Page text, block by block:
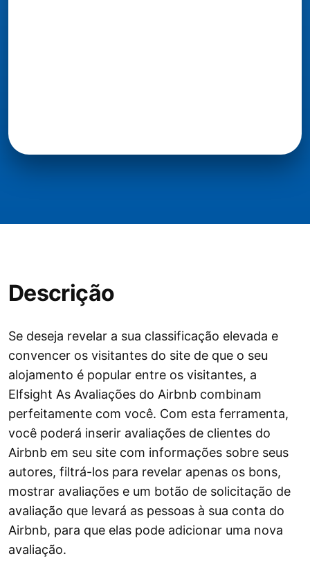
Descrição
Se deseja revelar a sua classificação elevada e
convencer os visitantes do site de que o seu
alojamento é popular entre os visitantes, a
Elfsight As Avaliações do Airbnb combinam
perfeitamente com você. Com esta ferramenta,
você poderá inserir avaliações de clientes do
Airbnb em seu site com informações sobre seus
autores, filtrá-los para revelar apenas os bons,
mostrar avaliações e um botão de solicitação de
avaliação que levará as pessoas à sua conta do
Airbnb, para que elas pode adicionar uma nova
avaliação.